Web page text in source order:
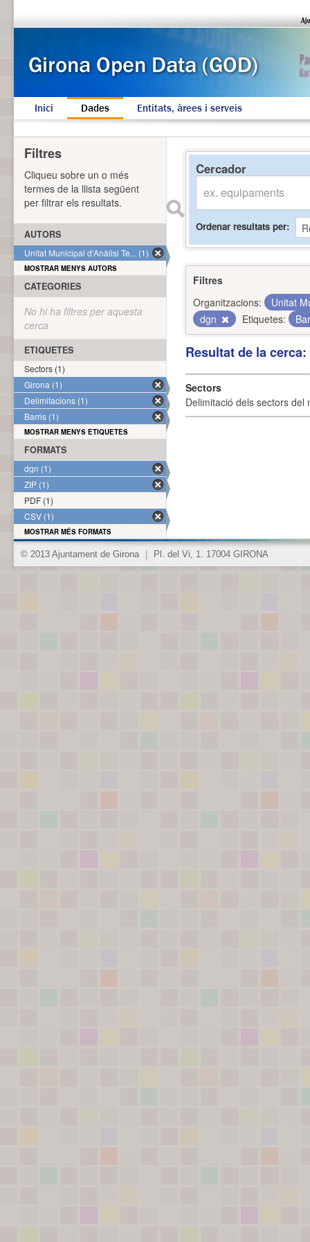
Inici Dades Entitats, àrees i serveis
Cercador
Ordenar resultats per
Filtres
Organitzacions:
Unitat
dgn
Etiquetes:
Resultat de la
Sectors
Delimitació dels sectors del
Filtres
Cliqueu sobre un o més
termes de la llista següent
per filtrar els resultats.
AUTORS
Unitat Municipal d'Anàlisi Te... (1)
MOSTRAR MENYS AUTORS
CATEGORIES
No hi ha filtres per aquesta
cerca
ETIQUETES
Sectors (1)
Girona (1)
Delimitacions (1)
Barris (1)
MOSTRAR MENYS ETIQUETES
FORMATS
dgn (1)
ZIP (1)
PDF (1)
CSV (1)
MOSTRAR MÉS FORMATS
© 2013 Ajuntament de Girona Pl. del Vi, 1. 17004 GIRONA